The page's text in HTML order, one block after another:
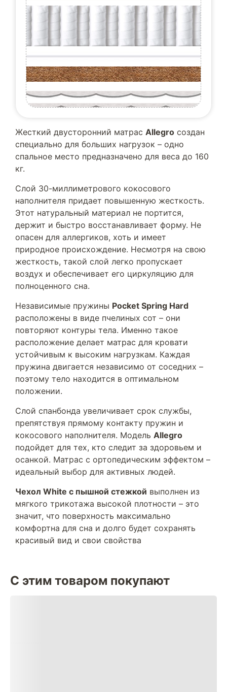
Жесткий двусторонний матрас Allegro создан
специально для больших нагрузок – одно
спальное место предназначено для веса до 160
кг.
Слой 30-миллиметрового кокосового
наполнителя придает повышенную жесткость.
Этот натуральный материал не портится,
держит и быстро восстанавливает форму. Не
опасен для аллергиков, хоть и имеет
природное происхождение. Несмотря на свою
жесткость, такой слой легко пропускает
воздух и обеспечивает его циркуляцию для
полноценного сна.
Независимые пружины Pocket Spring Hard
расположены в виде пчелиных сот – они
повторяют контуры тела. Именно такое
расположение делает матрас для кровати
устойчивым к высоким нагрузкам. Каждая
пружина двигается независимо от соседних –
поэтому тело находится в оптимальном
положении.
Слой спанбонда увеличивает срок службы,
препятствуя прямому контакту пружин и
кокосового наполнителя. Модель Allegro
подойдет для тех, кто следит за здоровьем и
осанкой. Матрас с ортопедическим эффектом –
идеальный выбор для активных людей.
Чехол White с пышной стежкой выполнен из
мягкого трикотажа высокой плотности – это
значит, что поверхность максимально
комфортна для сна и долго будет сохранять
красивый вид и свои свойства
С этим товаром покупают